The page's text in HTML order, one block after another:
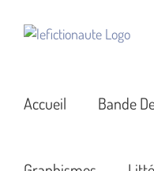
Accueil Bande